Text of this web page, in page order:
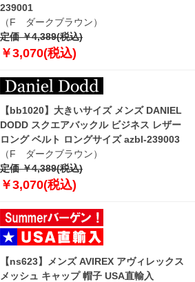
239001
（F ダークブラウン）
定価 ￥4,389(税込)
￥3,070(税込)
【bb1020】大きいサイズ メンズ DANIEL
DODD スクエアバックル ビジネス レザー
ロング ベルト ロングサイズ azbl-239003
（F ダークブラウン）
定価 ￥4,389(税込)
￥3,070(税込)
【ns623】メンズ AVIREX アヴィレックス
メッシュ キャップ 帽子 USA直輸入